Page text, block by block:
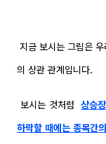
지금 보시는 그림은
의 상관 관계입니다.
보시는 것처럼상승
하락할 때에는 종목간